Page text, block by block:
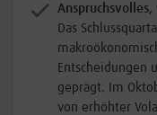
Das
Entscheidungen
geprägt. Im
von erhöhter